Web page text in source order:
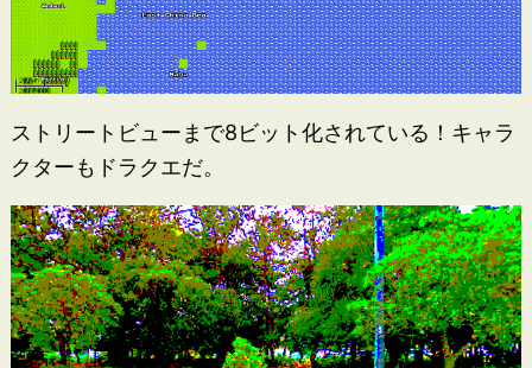
ストリートビューまで8ビット化されている！キャラ
クターもドラクエだ。